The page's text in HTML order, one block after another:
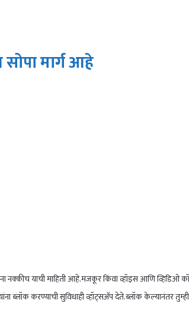
मार्ग आहे
याची माहिती आहे.मजकूर किंवा व्हॉइस आणि व्हिडिओ
ब्लॉक करण्याची सुविधाही व्हॉट्सअ‍ॅप देते.ब्लॉक